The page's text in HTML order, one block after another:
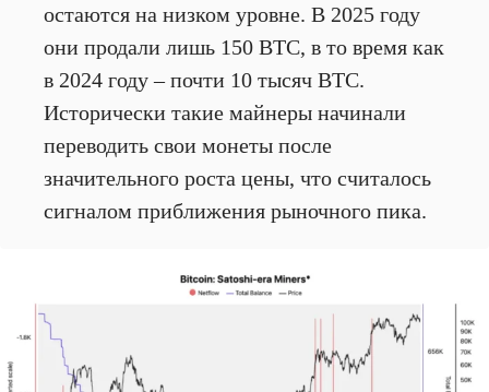
остаются на низком уровне. В 2025 году
они продали лишь 150 BTC, в то время как
в 2024 году – почти 10 тысяч BTC.
Исторически такие майнеры начинали
переводить свои монеты после
значительного роста цены, что считалось
сигналом приближения рыночного пика.